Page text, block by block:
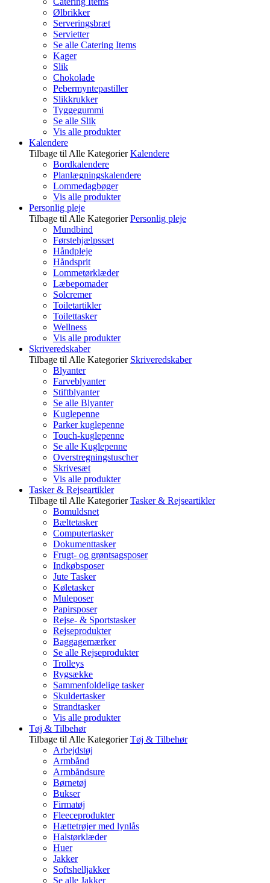
Ølbrikker
Serveringsbræt
Servietter
Se alle Catering Items
Kager
Slik
Chokolade
Pebermyntepastiller
Slikkrukker
Tyggegummi
Se alle Slik
Vis alle produkter
Kalendere
Tilbage til Alle Kategorier Kalendere
Bordkalendere
Planlægningskalendere
Lommedagbøger
Vis alle produkter
Personlig pleje
Tilbage til Alle Kategorier Personlig pleje
Mundbind
Førstehjælpssæt
Håndpleje
Håndsprit
Lommetørklæder
Læbepomader
Solcremer
Toiletartikler
Toilettasker
Wellness
Vis alle produkter
Skriveredskaber
Tilbage til Alle Kategorier Skriveredskaber
Blyanter
Farveblyanter
Stiftblyanter
Se alle Blyanter
Kuglepenne
Parker kuglepenne
Touch-kuglepenne
Se alle Kuglepenne
Overstregningstuscher
Skrivesæt
Vis alle produkter
Tasker & Rejseartikler
Tilbage til Alle Kategorier Tasker & Rejseartikler
Bomuldsnet
Bæltetasker
Computertasker
Dokumenttasker
Frugt- og grøntsagsposer
Indkøbsposer
Jute Tasker
Køletasker
Muleposer
Papirsposer
Rejse- & Sportstasker
Rejseprodukter
Baggagemærker
Se alle Rejseprodukter
Trolleys
Rygsække
Sammenfoldelige tasker
Skuldertasker
Strandtasker
Vis alle produkter
Tøj & Tilbehør
Tilbage til Alle Kategorier Tøj & Tilbehør
Arbejdstøj
Armbånd
Armbåndsure
Børnetøj
Bukser
Firmatøj
Fleeceprodukter
Hættetrøjer med lynlås
Halstørklæder
Huer
Jakker
Softshelljakker
Se alle Jakker